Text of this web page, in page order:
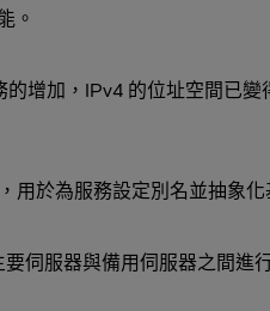
。
增加，IPv4 的位址空間已變
用於為服務設定別名並抽象化
伺服器與備用伺服器之間進